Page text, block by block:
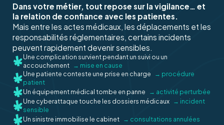
Dans votre métier, tout repose sur la vigilance… et
la relation de confiance avec les patientes.
Mais entre les actes médicaux, les déplacements et les
responsabilités réglementaires, certains incidents
peuvent rapidement devenir sensibles.
Une complication survient pendant un suivi ou un
accouchement → mise en cause
Une patiente conteste une prise en charge
→ procédure
patient
Un équipement médical tombe en panne
→ activité perturbée
Une cyberattaque touche les dossiers médicaux → incident
sensible
Un sinistre immobilise le cabinet → consultations annulées